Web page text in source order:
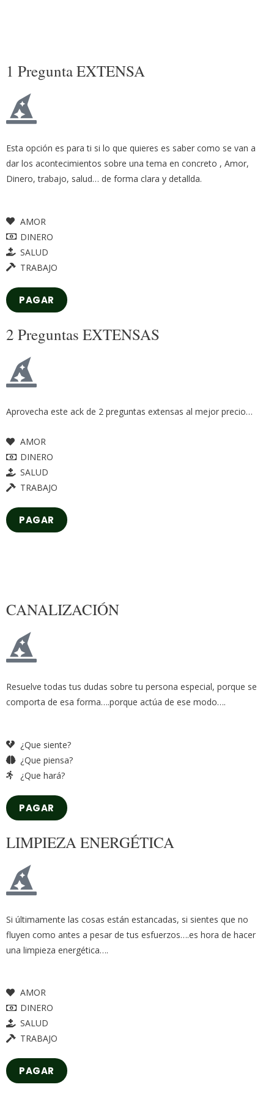
1 Pregunta EXTENSA
Esta opción es para ti si lo que quieres es saber como se van a
dar los acontecimientos sobre una tema en concreto , Amor,
Dinero, trabajo, salud… de forma clara y detallda.
AMOR
DINERO
SALUD
TRABAJO
PAGAR
2 Preguntas EXTENSAS
Aprovecha este ack de 2 preguntas extensas al mejor precio…
AMOR
DINERO
SALUD
TRABAJO
PAGAR
CANALIZACIÓN
Resuelve todas tus dudas sobre tu persona especial, porque se
comporta de esa forma….porque actúa de ese modo….
¿Que siente?
¿Que piensa?
¿Que hará?
PAGAR
LIMPIEZA ENERGÉTICA
Si últimamente las cosas están estancadas, si sientes que no
fluyen como antes a pesar de tus esfuerzos….es hora de hacer
una limpieza energética….
AMOR
DINERO
SALUD
TRABAJO
PAGAR